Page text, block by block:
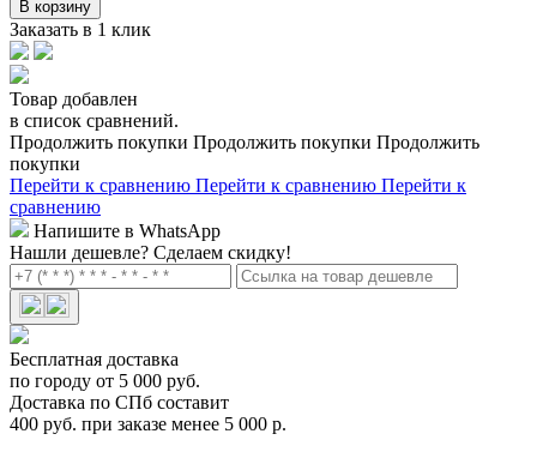
В корзину
Заказать в 1 клик
Товар добавлен
в список сравнений.
Продолжить покупки Продолжить покупки Продолжить
покупки
Перейти к сравнению Перейти к сравнению Перейти к
сравнению
Напишите в WhatsApp
Нашли дешевле? Сделаем скидку!
Бесплатная доставка
по городу от 5 000 руб.
Доставка по СПб составит
400 руб. при заказе менее 5 000 р.